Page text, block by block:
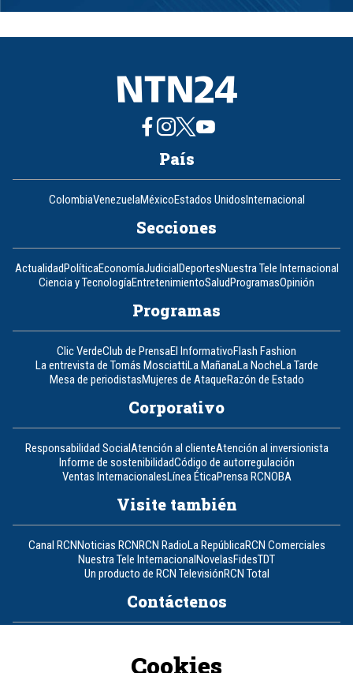
1
8
País
ColombiaVenezuelaMéxicoEstados UnidosInternacional
Secciones
ActualidadPolíticaEconomíaJudicialDeportesNuestra Tele Internacional
Ciencia y TecnologíaEntretenimientoSaludProgramasOpinión
Programas
Clic VerdeClub de PrensaEl InformativoFlash Fashion
La entrevista de Tomás MosciattiLa MañanaLa NocheLa Tarde
Mesa de periodistasMujeres de AtaqueRazón de Estado
Corporativo
Responsabilidad SocialAtención al clienteAtención al inversionista
Informe de sostenibilidadCódigo de autorregulación
Ventas InternacionalesLínea ÉticaPrensa RCNOBA
Visite también
Canal RCNNoticias RCNRCN RadioLa RepúblicaRCN Comerciales
Nuestra Tele InternacionalNovelasFidesTDT
Un producto de RCN TelevisiónRCN Total
Contáctenos
Cookies